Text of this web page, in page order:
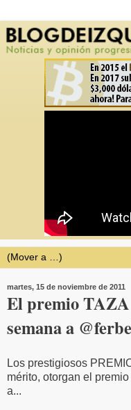
martes, 15 de noviembre de 2011
El premio
semana a
Los prestigiosos
mérito, otorgan el
a...